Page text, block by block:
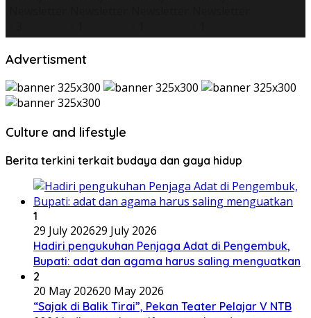
Advertisment
Culture and lifestyle
Berita terkini terkait budaya dan gaya hidup
1
29 July 202629 July 2026
Hadiri pengukuhan Penjaga Adat di Pengembuk,
Bupati: adat dan agama harus saling menguatkan
2
20 May 202620 May 2026
“Sajak di Balik Tirai”, Pekan Teater Pelajar V NTB